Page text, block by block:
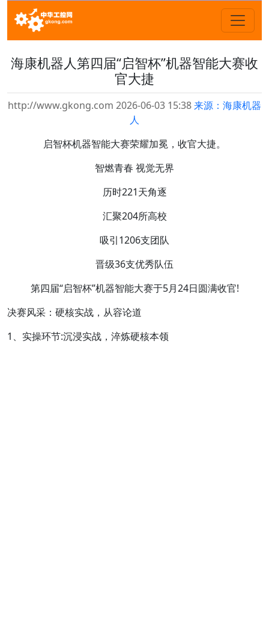
海康机器人第四届“启智杯”机器智能大赛收
官大捷
http://www.gkong.com 2026-06-03 15:38来源：海康机器
人
启智杯机器智能大赛荣耀加冕，收官大捷。
智燃青春 视觉无界
历时221天角逐
汇聚204所高校
吸引1206支团队
晋级36支优秀队伍
第四届“启智杯”机器智能大赛于5月24日圆满收官!
决赛风采：硬核实战，从容论道
1、实操环节:沉浸实战，淬炼硬核本领